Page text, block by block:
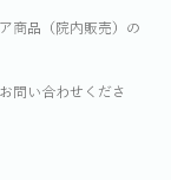
商品（院内販売）の
問い合わせくださ